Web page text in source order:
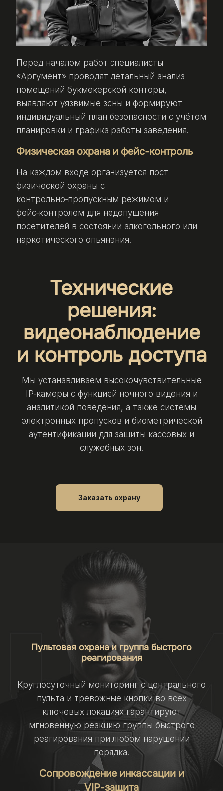
Перед началом работ специалисты
«Аргумент» проводят детальный анализ
помещений букмекерской конторы,
выявляют уязвимые зоны и формируют
индивидуальный план безопасности с учётом
планировки и графика работы заведения.
Физическая охрана и фейс‑контроль
На каждом входе организуется пост
физической охраны с
контрольно‑пропускным режимом и
фейс‑контролем для недопущения
посетителей в состоянии алкогольного или
наркотического опьянения.
Технические
решения:
видеонаблюдение
и контроль доступа
Мы устанавливаем высокочувствительные
IP‑камеры с функцией ночного видения и
аналитикой поведения, а также системы
электронных пропусков и биометрической
аутентификации для защиты кассовых и
служебных зон.
Заказать охрану
Пультовая охрана и группа быстрого
реагирования
Круглосуточный мониторинг с центрального
пульта и тревожные кнопки во всех
ключевых локациях гарантируют
мгновенную реакцию группы быстрого
реагирования при любом нарушении
порядка.
Сопровождение инкассации и
VIP‑защита